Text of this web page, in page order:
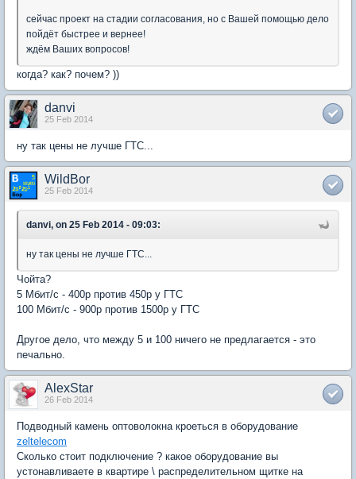
сейчас проект на стадии согласования, но с Вашей помощью дело
пойдёт быстрее и вернее!
ждём Ваших вопросов!
когда? как? почем? ))
danvi
25 Feb 2014
ну так цены не лучше ГТС...
WildBor
25 Feb 2014
danvi, on 25 Feb 2014 - 09:03:
ну так цены не лучше ГТС...
Чойта?
5 Мбит/с - 400р против 450р у ГТС
100 Мбит/с - 900р против 1500р у ГТС
Другое дело, что между 5 и 100 ничего не предлагается - это
печально.
AlexStar
26 Feb 2014
Подводный камень оптоволокна кроеться в оборудование
zeltelecom
Сколько стоит подключение ? какое оборудование вы
устонавливаете в квартире \ распределительном щитке на